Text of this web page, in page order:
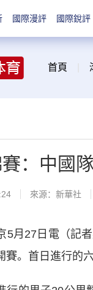
國際漫評 國際銳評
首頁
：中國
來源：新華社
27日電（記者
賽。首日進行的